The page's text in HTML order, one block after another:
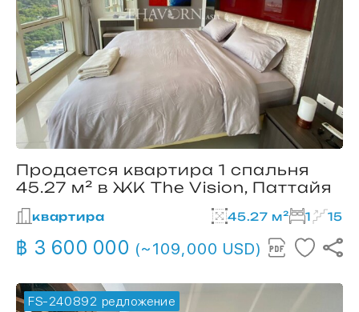
Продается квартира 1 спальня
45.27 м² в ЖК The Vision, Паттайя
квартира 45.27 м² 1 15
฿ 3 600 000 (~109,000 USD)
FS-240892
🔥 горячее предложение